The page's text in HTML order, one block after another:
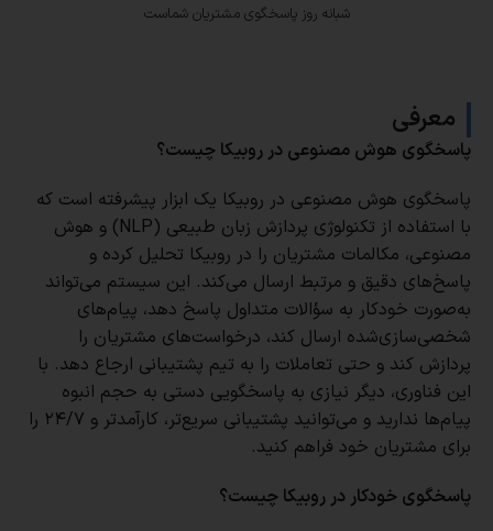
شبانه روز پاسخگوی مشتریان شماست
معرفی
پاسخگوی هوش مصنوعی در روبیکا چیست؟
پاسخگوی هوش مصنوعی در روبیکا یک ابزار پیشرفته است که
با استفاده از تکنولوژی پردازش زبان طبیعی (NLP) و هوش
مصنوعی، مکالمات مشتریان را در روبیکا تحلیل کرده و
پاسخ‌های دقیق و مرتبط ارسال می‌کند. این سیستم می‌تواند
به‌صورت خودکار به سؤالات متداول پاسخ دهد، پیام‌های
شخصی‌سازی‌شده ارسال کند، درخواست‌های مشتریان را
پردازش کند و حتی تعاملات را به تیم پشتیبانی ارجاع دهد. با
این فناوری، دیگر نیازی به پاسخگویی دستی به حجم انبوه
پیام‌ها ندارید و می‌توانید پشتیبانی سریع‌تر، کارآمدتر و ۲۴/۷ را
برای مشتریان خود فراهم کنید.
پاسخگوی خودکار در روبیکا چیست؟